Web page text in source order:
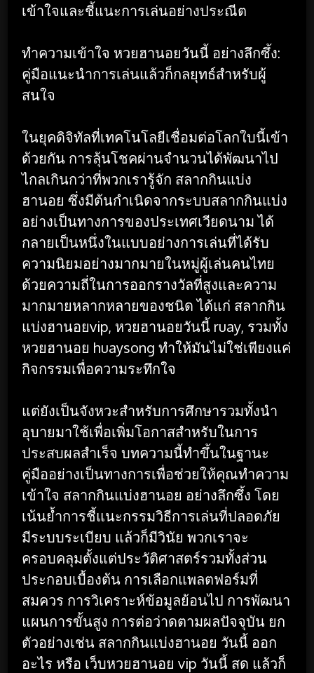
เข้าใจและชี้แนะการเล่นอย่างประณีต
ทำความเข้าใจ หวยฮานอยวันนี้ อย่างลึกซึ้ง:
คู่มือแนะนำการเล่นแล้วก็กลยุทธ์สำหรับผู้
สนใจ
ในยุคดิจิทัลที่เทคโนโลยีเชื่อมต่อโลกใบนี้เข้า
ด้วยกัน การลุ้นโชคผ่านจำนวนได้พัฒนาไป
ไกลเกินกว่าที่พวกเรารู้จัก สลากกินแบ่ง
ฮานอย ซึ่งมีต้นกำเนิดจากระบบสลากกินแบ่ง
อย่างเป็นทางการของประเทศเวียดนาม ได้
กลายเป็นหนึ่งในแบบอย่างการเล่นที่ได้รับ
ความนิยมอย่างมากมายในหมู่ผู้เล่นคนไทย
ด้วยความถี่ในการออกรางวัลที่สูงและความ
มากมายหลากหลายของชนิด ได้แก่ สลากกิน
แบ่งฮานอยvip, หวยฮานอยวันนี้ ruay, รวมทั้ง
หวยฮานอย huaysong ทำให้มันไม่ใช่เพียงแค่
กิจกรรมเพื่อความระทึกใจ
แต่ยังเป็นจังหวะสำหรับการศึกษารวมทั้งนำ
อุบายมาใช้เพื่อเพิ่มโอกาสสำหรับในการ
ประสบผลสำเร็จ บทความนี้ทำขึ้นในฐานะ
คู่มืออย่างเป็นทางการเพื่อช่วยให้คุณทำความ
เข้าใจ สลากกินแบ่งฮานอย อย่างลึกซึ้ง โดย
เน้นย้ำการชี้แนะกรรมวิธีการเล่นที่ปลอดภัย
มีระบบระเบียบ แล้วก็มีวินัย พวกเราจะ
ครอบคลุมตั้งแต่ประวัติศาสตร์รวมทั้งส่วน
ประกอบเบื้องต้น การเลือกแพลตฟอร์มที่
สมควร การวิเคราะห์ข้อมูลย้อนไป การพัฒนา
แผนการขั้นสูง การต่อว่าดตามผลปัจจุบัน ยก
ตัวอย่างเช่น สลากกินแบ่งฮานอย วันนี้ ออก
อะไร หรือ เว็บหวยฮานอย vip วันนี้ สด แล้วก็